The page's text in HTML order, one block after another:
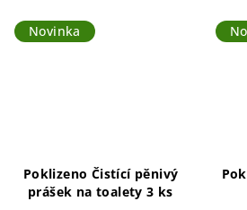
Novinka
Poklizeno Čistící pěnivý
prášek na toalety 3 ks